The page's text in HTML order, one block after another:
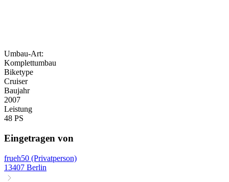
Umbau-Art:
Komplettumbau
Biketype
Cruiser
Baujahr
2007
Leistung
48 PS
Eingetragen von
frueh50 (Privatperson)
13407 Berlin